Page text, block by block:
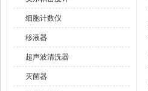
细胞计数仪
移液器
超声波清洗器
灭菌器